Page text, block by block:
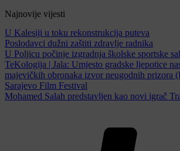
Najnovije vijesti
U Kalesiji u toku rekonstrukcija puteva
Poslodavci dužni zaštiti zdravlje radnika
U Poljicu počinje izgradnja školske sportske
TeKologija | Jala: Umjesto gradske ljepotice
majevičkih obronaka izvor neugodnih prizora
Sarajevo Film Festival
Mohamed Salah predstavljen kao novi igrač